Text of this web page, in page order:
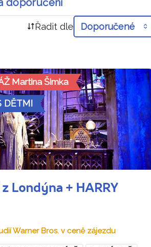
Řadit dle Doporučené
Martina Šimka
DĚTMI
Londýna + HARRY
Warner Bros. v ceně zájezdu